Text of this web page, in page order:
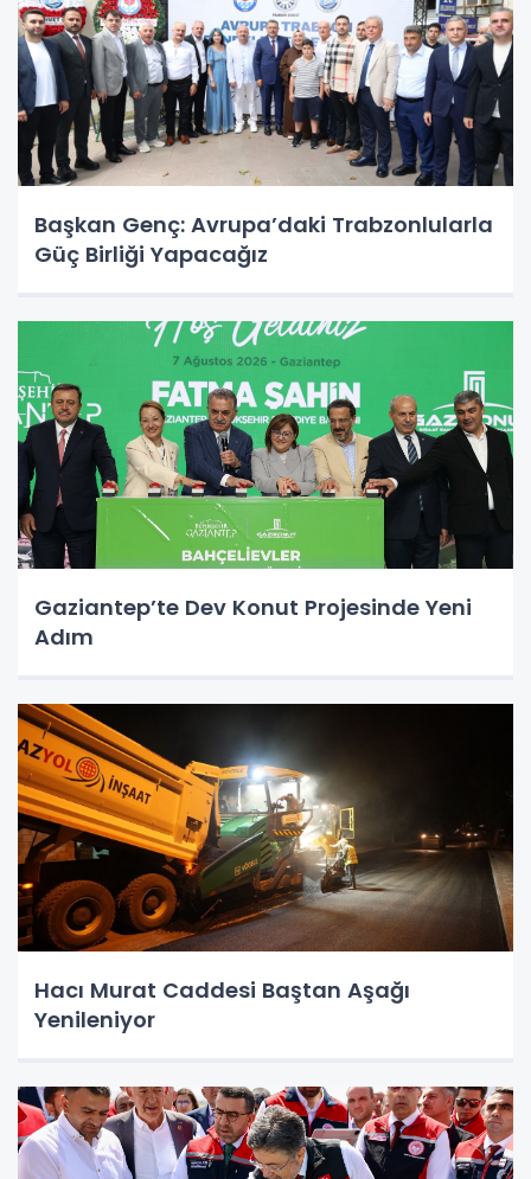
Başkan Genç: Avrupa’daki Trabzonlularla
Güç Birliği Yapacağız
Gaziantep’te Dev Konut Projesinde Yeni
Adım
Hacı Murat Caddesi Baştan Aşağı
Yenileniyor